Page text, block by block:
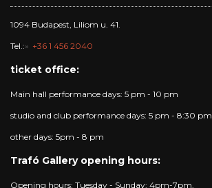
1094 Budapest, Liliom u. 41.
Tel.: +36 1 456 2040
ticket office:
Main hall performance days: 5 pm - 10 pm
studio and club performance days: 5 pm - 8:30 pm
other days: 5pm - 8 pm
Trafó Gallery opening hours:
Opening hours: Tuesday - Sunday: 4pm-7pm.